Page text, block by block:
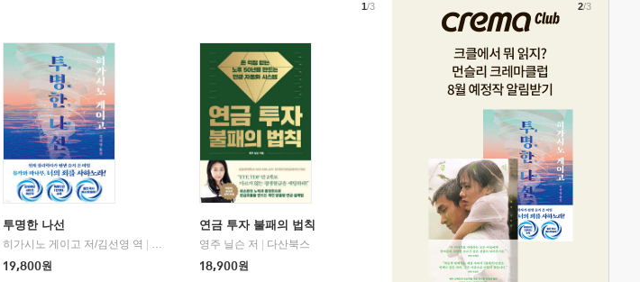
투명한 나선
히가시노 게이고 저/김선영 역
북다
19,800원
연금 투자 불패의 법칙
영주 닐슨 저
다산북스
18,900원
1/3 2/3